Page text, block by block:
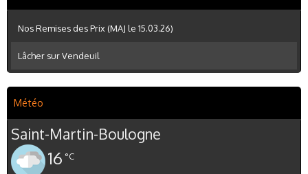
Nos Remises des Prix (MAJ le 15.03.26)
Lâcher sur Vendeuil
Météo
Saint-Martin-Boulogne
16 °C